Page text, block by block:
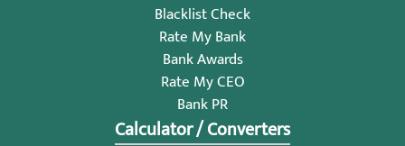
Blacklist Check
Rate My Bank
Bank Awards
Rate My CEO
Bank PR
Calculator / Converters